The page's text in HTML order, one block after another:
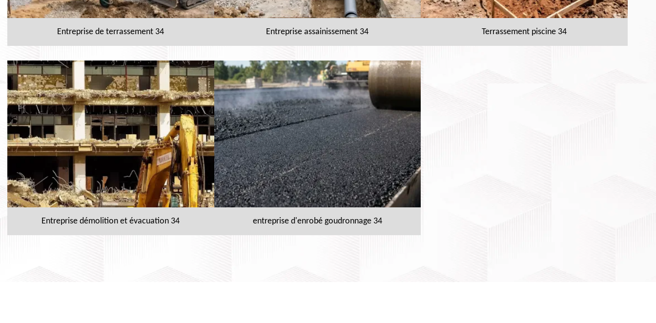
Entreprise de terrassement 34 Entreprise assainissement 34 Terrassement piscine 34
Entreprise démolition et évacuation 34 entreprise d'enrobé goudronnage 34